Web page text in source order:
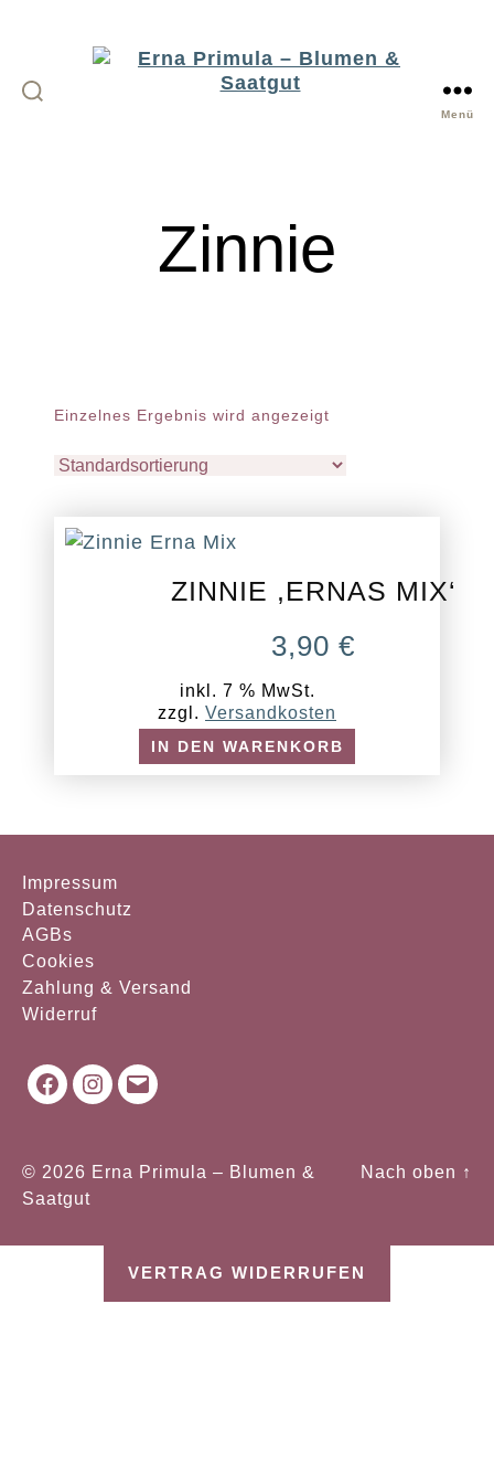
Blumen
&
Saatgut
Menü
Zinnie
Einzelnes Ergebnis wird angezeigt
ZINNIE ,ERNAS MIX‘
3,90€
inkl. 7 % MwSt.
zzgl. Versandkosten
IN DEN WARENKORB
Impressum
Datenschutz
AGBs
Cookies
Zahlung & Versand
Widerruf
Facebook
Instagram
Mail
© 2026 Erna Primula – Blumen &
Saatgut
Nach oben ↑
VERTRAG WIDERRUFEN